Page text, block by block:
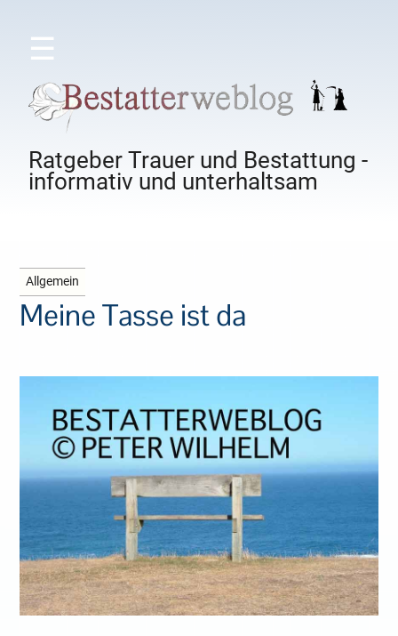
☰
Ratgeber Trauer und Bestattung -
informativ und unterhaltsam
Allgemein
Meine Tasse ist da